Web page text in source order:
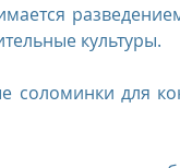
культуры.
соломинки для